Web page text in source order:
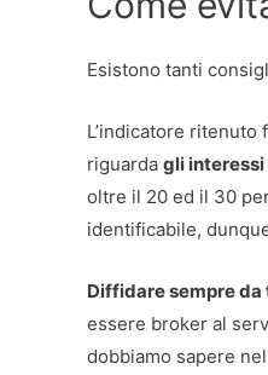
Esistono tanti
L’indicatore
riguarda gli
oltre il 20 ed il 30
identificabile,
Diffidare sempre
essere broker al
dobbiamo sapere